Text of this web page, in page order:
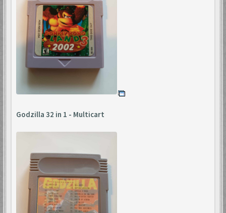
Godzilla 32 in 1 - Multicart